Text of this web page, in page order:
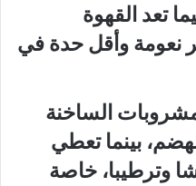
تعد القهوة
نعومة وأقل حدة في
الساخنة
بينما تعطي
وترطيبا، خاصة